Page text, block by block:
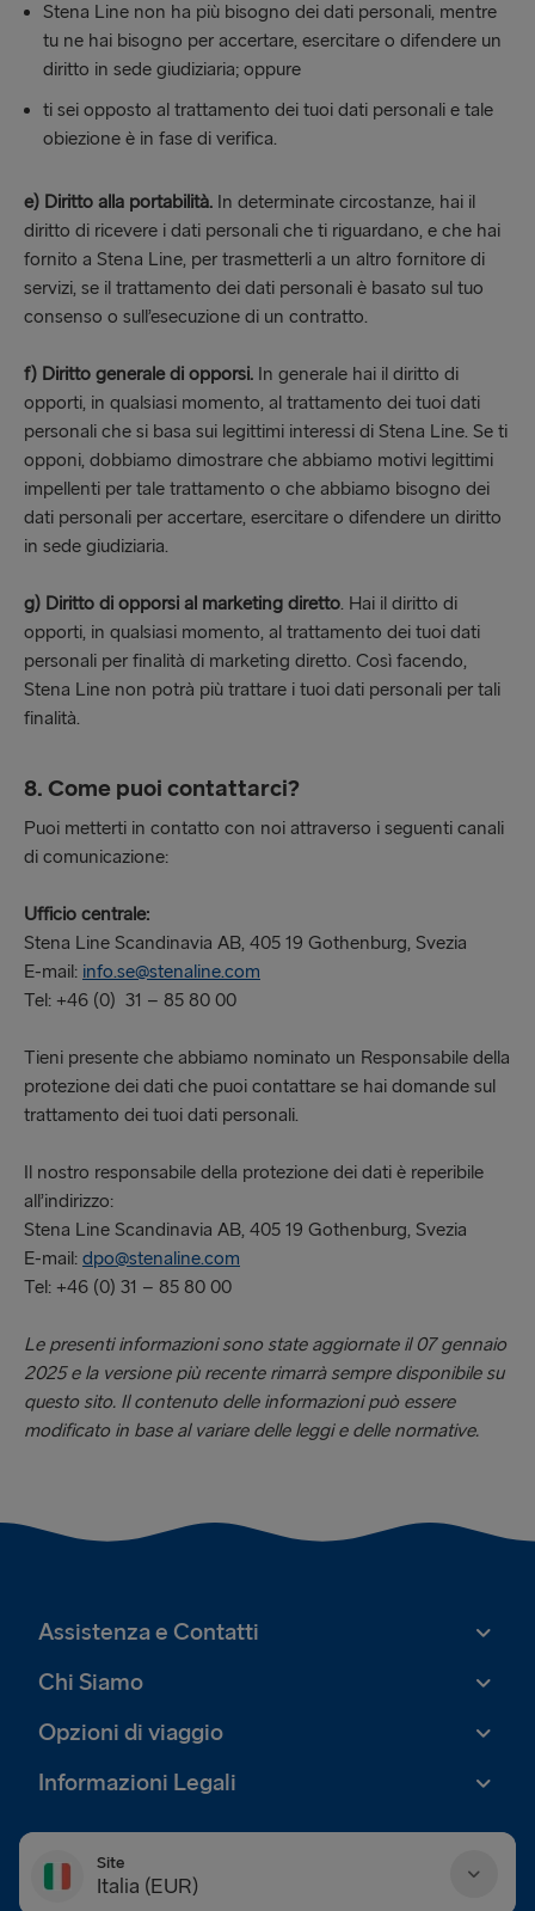
Stena Line non ha più bisogno dei dati personali, mentre
tu ne hai bisogno per accertare, esercitare o difendere un
diritto in sede giudiziaria; oppure
ti sei opposto al trattamento dei tuoi dati personali e tale
obiezione è in fase di verifica.
e) Diritto alla portabilità. In determinate circostanze, hai il
diritto di ricevere i dati personali che ti riguardano, e che hai
fornito a Stena Line, per trasmetterli a un altro fornitore di
servizi, se il trattamento dei dati personali è basato sul tuo
consenso o sull’esecuzione di un contratto.
f) Diritto generale di opporsi. In generale hai il diritto di
opporti, in qualsiasi momento, al trattamento dei tuoi dati
personali che si basa sui legittimi interessi di Stena Line. Se ti
opponi, dobbiamo dimostrare che abbiamo motivi legittimi
impellenti per tale trattamento o che abbiamo bisogno dei
dati personali per accertare, esercitare o difendere un diritto
in sede giudiziaria.
g) Diritto di opporsi al marketing diretto. Hai il diritto di
opporti, in qualsiasi momento, al trattamento dei tuoi dati
personali per finalità di marketing diretto. Così facendo,
Stena Line non potrà più trattare i tuoi dati personali per tali
finalità.
8. Come puoi contattarci?
Puoi metterti in contatto con noi attraverso i seguenti canali
di comunicazione:
Ufficio centrale:
Stena Line Scandinavia AB, 405 19 Gothenburg, Svezia
E-mail: info.se@stenaline.com
Tel: +46 (0) 31 – 85 80 00
Tieni presente che abbiamo nominato un Responsabile della
protezione dei dati che puoi contattare se hai domande sul
trattamento dei tuoi dati personali.
Il nostro responsabile della protezione dei dati è reperibile
all’indirizzo:
Stena Line Scandinavia AB, 405 19 Gothenburg, Svezia
E-mail: dpo@stenaline.com
Tel: +46 (0) 31 – 85 80 00
Le presenti informazioni sono state aggiornate il 07 gennaio
2025 e la versione più recente rimarrà sempre disponibile su
questo sito. Il contenuto delle informazioni può essere
modificato in base al variare delle leggi e delle normative.
Assistenza e Contatti
Chi Siamo
Opzioni di viaggio
Informazioni Legali
Site
Italia (EUR)